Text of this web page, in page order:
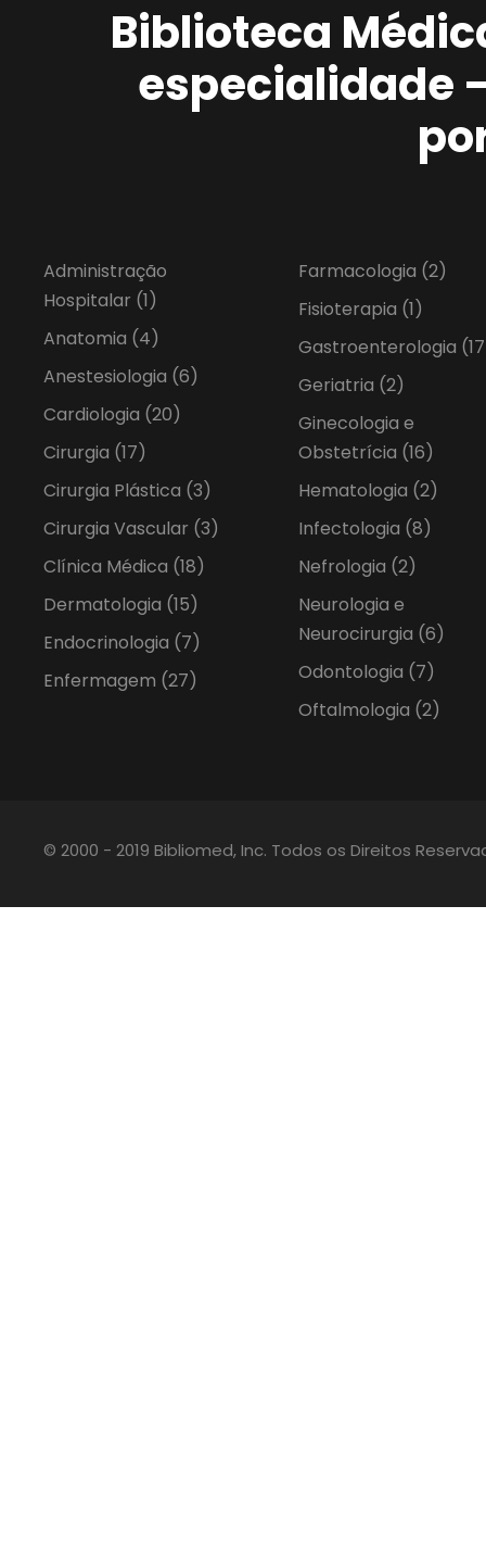
Biblioteca
especialidade
Administração
Hospitalar (1)
Anatomia (4)
Anestesiologia (6)
Cardiologia (20)
Cirurgia (17)
Cirurgia Plástica (3)
Cirurgia Vascular (3)
Clínica Médica (18)
Dermatologia (15)
Endocrinologia (7)
Enfermagem (27)
Farmacologia (2)
Fisioterapia (1)
Gastroenterologia
Geriatria (2)
Ginecologia e
Obstetrícia (16)
Hematologia (2)
Infectologia (8)
Nefrologia (2)
Neurologia e
Neurocirurgia (6)
Odontologia (7)
Oftalmologia (2)
© 2000 - 2019 Bibliomed, Inc. Todos os Direitos